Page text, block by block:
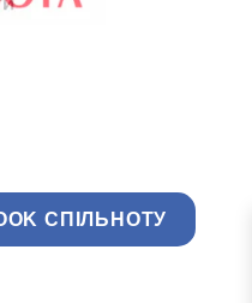
СПІЛЬНОТУ